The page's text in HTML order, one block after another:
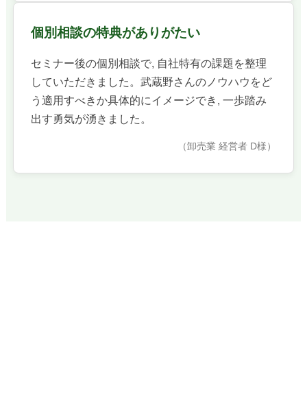
個別相談の特典がありがたい
セミナー後の個別相談で, 自社特有の課題を整理
していただきました。武蔵野さんのノウハウをど
う適用すべきか具体的にイメージでき, 一歩踏み
出す勇気が湧きました。
（卸売業 経営者 D様）